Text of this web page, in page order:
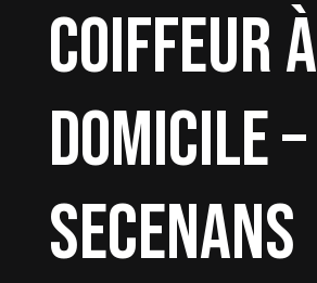
coiffeur à
domicile –
Secenans